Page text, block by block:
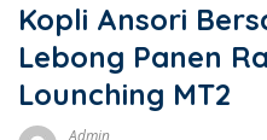
Kopli Ansori
Lebong Panen
Lounching MT2
Admin